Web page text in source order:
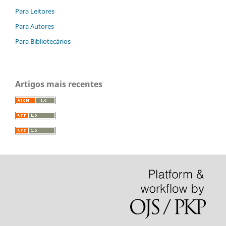
Para Leitores
Para Autores
Para Bibliotecários
Artigos mais recentes